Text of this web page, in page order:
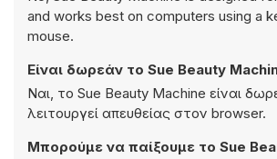
and works best on computers using a
mouse.
Είναι δωρεάν το Sue Beauty
Ναι, το Sue Beauty Machine είναι
λειτουργεί απευθείας στον browser.
Μπορούμε να παίξουμε το Sue